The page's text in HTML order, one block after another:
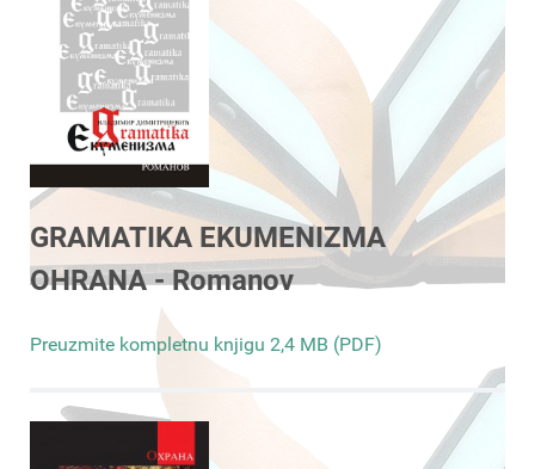
GRAMATIKA EKUMENIZMA
OHRANA - Romanov
Preuzmite kompletnu knjigu 2,4 MB (PDF)